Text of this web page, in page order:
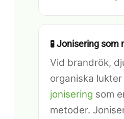
🧪 Jonisering som
Vid brandrök,
organiska
jonisering som
metoder.